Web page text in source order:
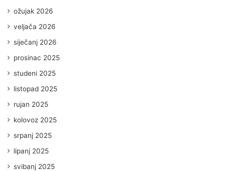
ožujak 2026
veljača 2026
siječanj 2026
prosinac 2025
studeni 2025
listopad 2025
rujan 2025
kolovoz 2025
srpanj 2025
lipanj 2025
svibanj 2025